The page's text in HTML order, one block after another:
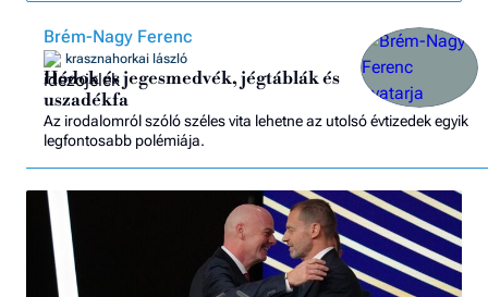
Brém-Nagy Ferenc
krasznahorkai lászló
Hódok és jegesmedvék, jégtáblák és
uszadékfa
Az irodalomról szóló széles vita lehetne az utolsó évtizedek egyik
legfontosabb polémiája.